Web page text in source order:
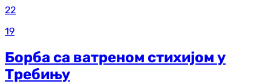
22
19
Борба са ватреном стихијом у
Требињу